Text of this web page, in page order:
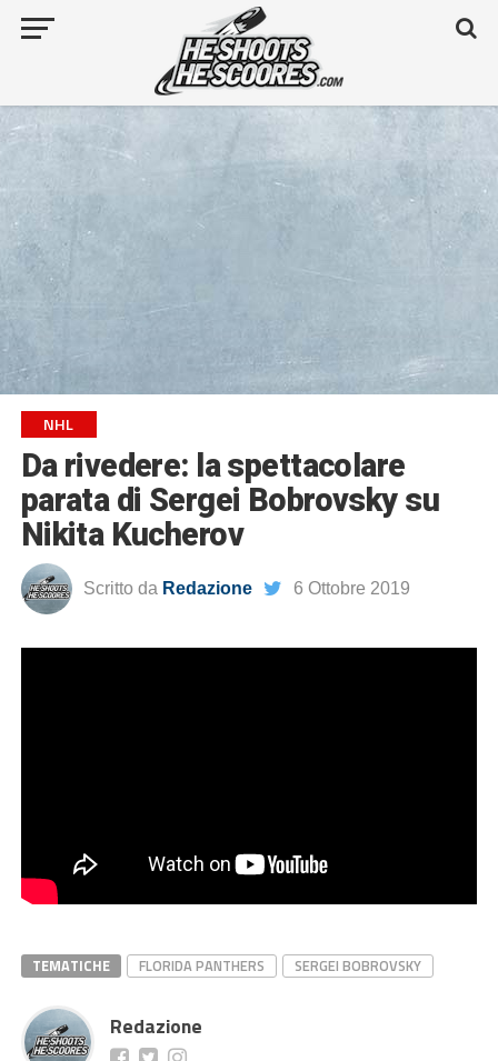
NHL
Da rivedere: la spettacolare
parata di Sergei Bobrovsky su
Nikita Kucherov
Scritto da Redazione 6 Ottobre 2019
TEMATICHE FLORIDA PANTHERS SERGEI BOBROVSKY
Redazione